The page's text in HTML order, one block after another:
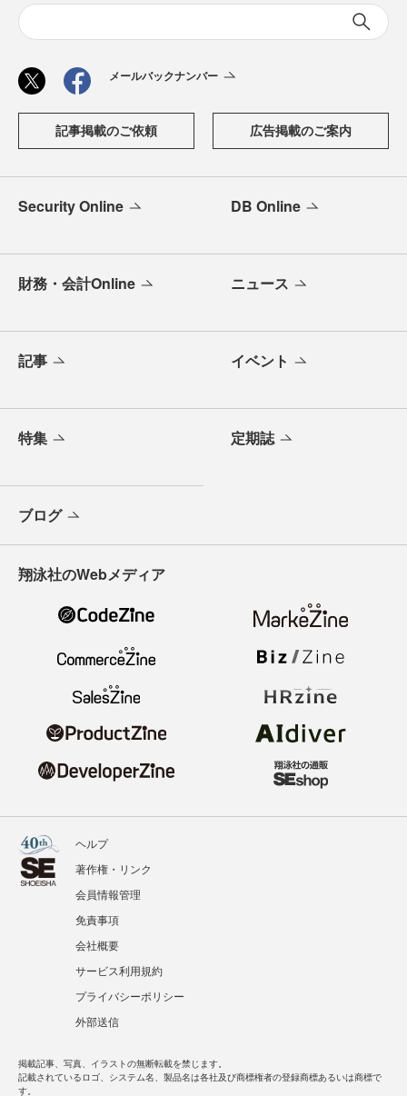
メールバックナンバー
記事掲載のご依頼 広告掲載のご案内
Security Online DB Online
財務・会計Online ニュース
記事 イベント
特集 定期誌
ブログ
翔泳社のWebメディア
ヘルプ
著作権・リンク
会員情報管理
免責事項
会社概要
サービス利用規約
プライバシーポリシー
外部送信
掲載記事、写真、イラストの無断転載を禁じます。
記載されているロゴ、システム名、製品名は各社及び商標権者の登録商標あるいは商標で
す。